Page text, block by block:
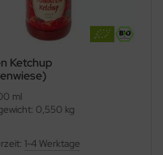
Ketchup
ml
0,550 kg
1-4 Werktage